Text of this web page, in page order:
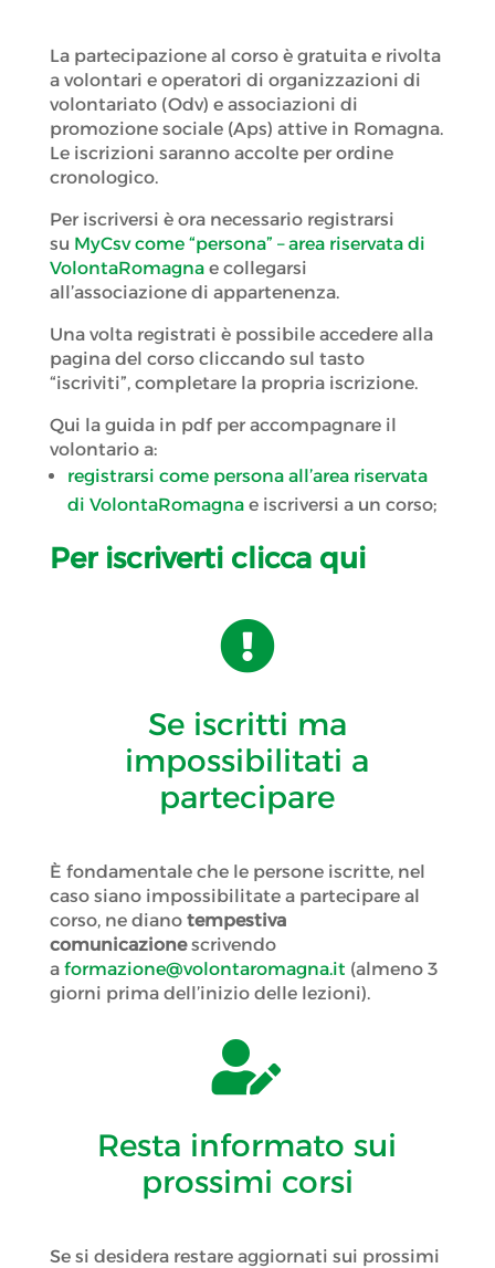
La partecipazione al corso è gratuita e rivolta
a volontari e operatori di organizzazioni di
volontariato (Odv) e associazioni di
promozione sociale (Aps) attive in Romagna.
Le iscrizioni saranno accolte per ordine
cronologico.
Per iscriversi è ora necessario registrarsi
su MyCsv come “persona” – area riservata di
VolontaRomagnae collegarsi
all’associazione di appartenenza.
Una volta registrati è possibile accedere alla
pagina del corso cliccando sul tasto
“iscriviti”, completare la propria iscrizione.
Qui la guida in pdf per accompagnare il
volontario a:
registrarsi come persona all’area riservata
di VolontaRomagnae iscriversi a un corso;
Per iscriverti clicca qui

Se iscritti ma
impossibilitati a
partecipare
È fondamentale che le persone iscritte, nel
caso siano impossibilitate a partecipare al
corso, ne diano tempestiva
comunicazionescrivendo
a formazione@volontaromagna.it (almeno 3
giorni prima dell’inizio delle lezioni).

Resta informato sui
prossimi corsi
Se si desidera restare aggiornati sui prossimi